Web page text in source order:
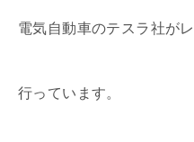
電気自動車のテスラ社が
行っています。